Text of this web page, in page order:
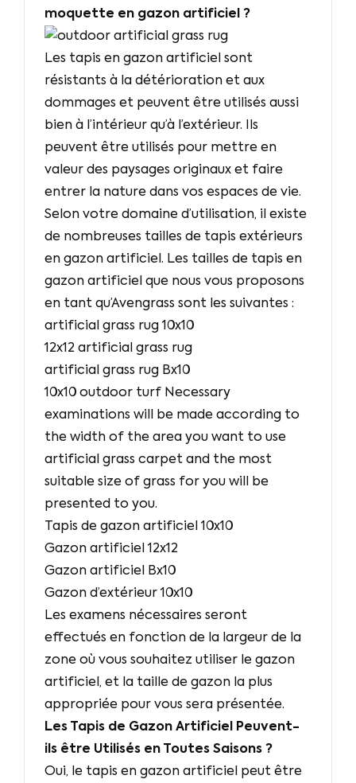
moquette en gazon artificiel ?
Les tapis en gazon artificiel sont
résistants à la détérioration et aux
dommages et peuvent être utilisés aussi
bien à l’intérieur qu’à l’extérieur. Ils
peuvent être utilisés pour mettre en
valeur des paysages originaux et faire
entrer la nature dans vos espaces de vie.
Selon votre domaine d’utilisation, il existe
de nombreuses tailles de tapis extérieurs
en gazon artificiel. Les tailles de tapis en
gazon artificiel que nous vous proposons
en tant qu’Avengrass sont les suivantes :
artificial grass rug 10x10
12x12 artificial grass rug
artificial grass rug Bx10
10x10 outdoor turf Necessary
examinations will be made according to
the width of the area you want to use
artificial grass carpet and the most
suitable size of grass for you will be
presented to you.
Tapis de gazon artificiel 10x10
Gazon artificiel 12x12
Gazon artificiel Bx10
Gazon d’extérieur 10x10
Les examens nécessaires seront
effectués en fonction de la largeur de la
zone où vous souhaitez utiliser le gazon
artificiel, et la taille de gazon la plus
appropriée pour vous sera présentée.
Les Tapis de Gazon Artificiel Peuvent-
ils être Utilisés en Toutes Saisons ?
Oui, le tapis en gazon artificiel peut être